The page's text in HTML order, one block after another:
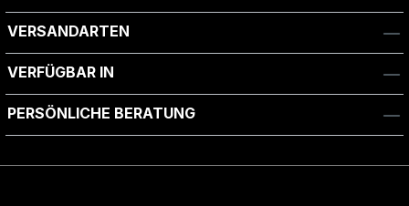
VERSANDARTEN
VERFÜGBAR IN
PERSÖNLICHE BERATUNG